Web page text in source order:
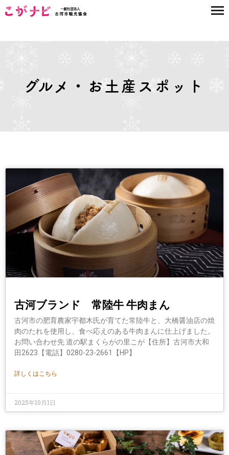
グルメ・お土産スポット
古河ブランド 常陸牛 牛肉まん
古河市の肥育農家宇都木氏が育てた常陸牛と、大橋醤油店の焼
肉のたれを使用し、食べ応えのある牛肉まんに仕上げました。
お問い合わせ先 道の駅まくらがの里こが【住所】古河市大和
田2623【電話】0280-23-2661【HP】
詳しくはこちら
2025年10月1日